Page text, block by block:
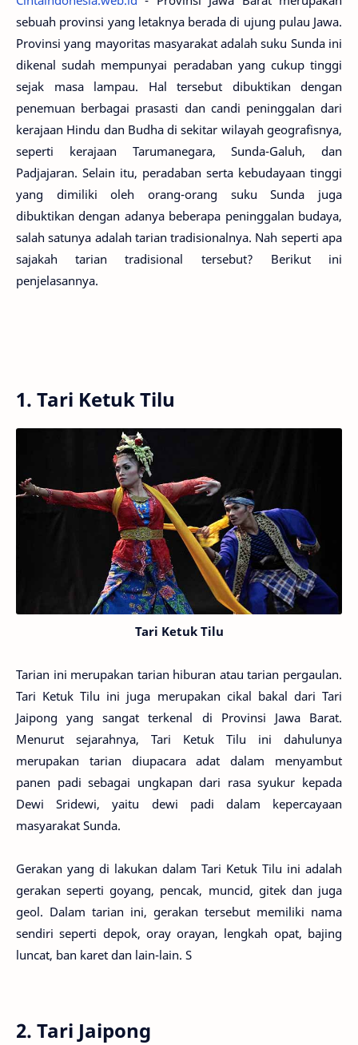
sebuah provinsi yang letaknya berada di ujung pulau Jawa.
Provinsi yang mayoritas masyarakat adalah suku Sunda ini
dikenal sudah mempunyai peradaban yang cukup tinggi
sejak masa lampau. Hal tersebut dibuktikan dengan
penemuan berbagai prasasti dan candi peninggalan dari
kerajaan Hindu dan Budha di sekitar wilayah geografisnya,
seperti kerajaan Tarumanegara, Sunda-Galuh, dan
Padjajaran. Selain itu, peradaban serta kebudayaan tinggi
yang dimiliki oleh orang-orang suku Sunda juga
dibuktikan dengan adanya beberapa peninggalan budaya,
salah satunya adalah tarian tradisionalnya. Nah seperti apa
sajakah tarian tradisional tersebut? Berikut ini
penjelasannya.
1. Tari Ketuk Tilu
Tari Ketuk Tilu
Tarian ini merupakan tarian hiburan atau tarian pergaulan.
Tari Ketuk Tilu ini juga merupakan cikal bakal dari Tari
Jaipong yang sangat terkenal di Provinsi Jawa Barat.
Menurut sejarahnya, Tari Ketuk Tilu ini dahulunya
merupakan tarian diupacara adat dalam menyambut
panen padi sebagai ungkapan dari rasa syukur kepada
Dewi Sridewi, yaitu dewi padi dalam kepercayaan
masyarakat Sunda.
Gerakan yang di lakukan dalam Tari Ketuk Tilu ini adalah
gerakan seperti goyang, pencak, muncid, gitek dan juga
geol. Dalam tarian ini, gerakan tersebut memiliki nama
sendiri seperti depok, oray orayan, lengkah opat, bajing
luncat, ban karet dan lain-lain. S
2. Tari Jaipong